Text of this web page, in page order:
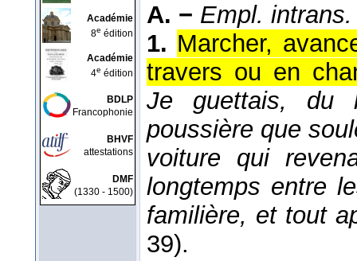
Académie
8e édition
Académie
4e édition
BDLP
Francophonie
BHVF
attestations
DMF
(1330 - 1500)
A. − Empl. intrans.
1. Marcher,
travers ou en
Je guettais, du
poussière que
voiture qui
longtemps entre
familière, et tout
39).